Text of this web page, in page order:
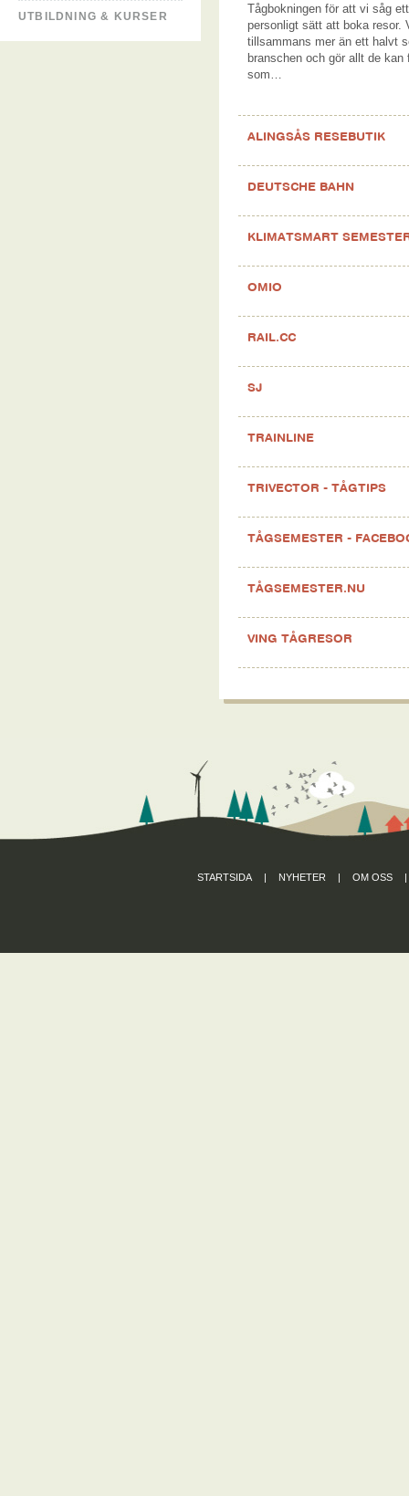
UTBILDNING & KURSER
Tågbokningen för att vi såg
personligt sätt att boka resor.
tillsammans mer än ett halvt
branschen och gör allt de
som…
ALINGSÅS RESEBUTIK
DEUTSCHE BAHN
KLIMATSMART
OMIO
RAIL.CC
SJ
TRAINLINE
TRIVECTOR - TÅGTIPS
TÅGSEMESTER -
TÅGSEMESTER.NU
VING TÅGRESOR
STARTSIDA | NYHETER | OM OSS |